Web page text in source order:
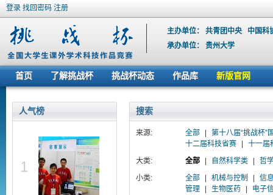
登录 找回密码 注册
主办单位：共青团中央
中国科
承办单位：贵州大学
首页 了解挑战杯 挑战杯动态 作品库 新版官网
人气榜
1
搜索
来源: 全部
第十八届“挑战杯”
十二届科技省赛
十一届
大类:
全部 自然科学类
哲
小类:
全部 机械与控制
信
管理
生物医药
电子